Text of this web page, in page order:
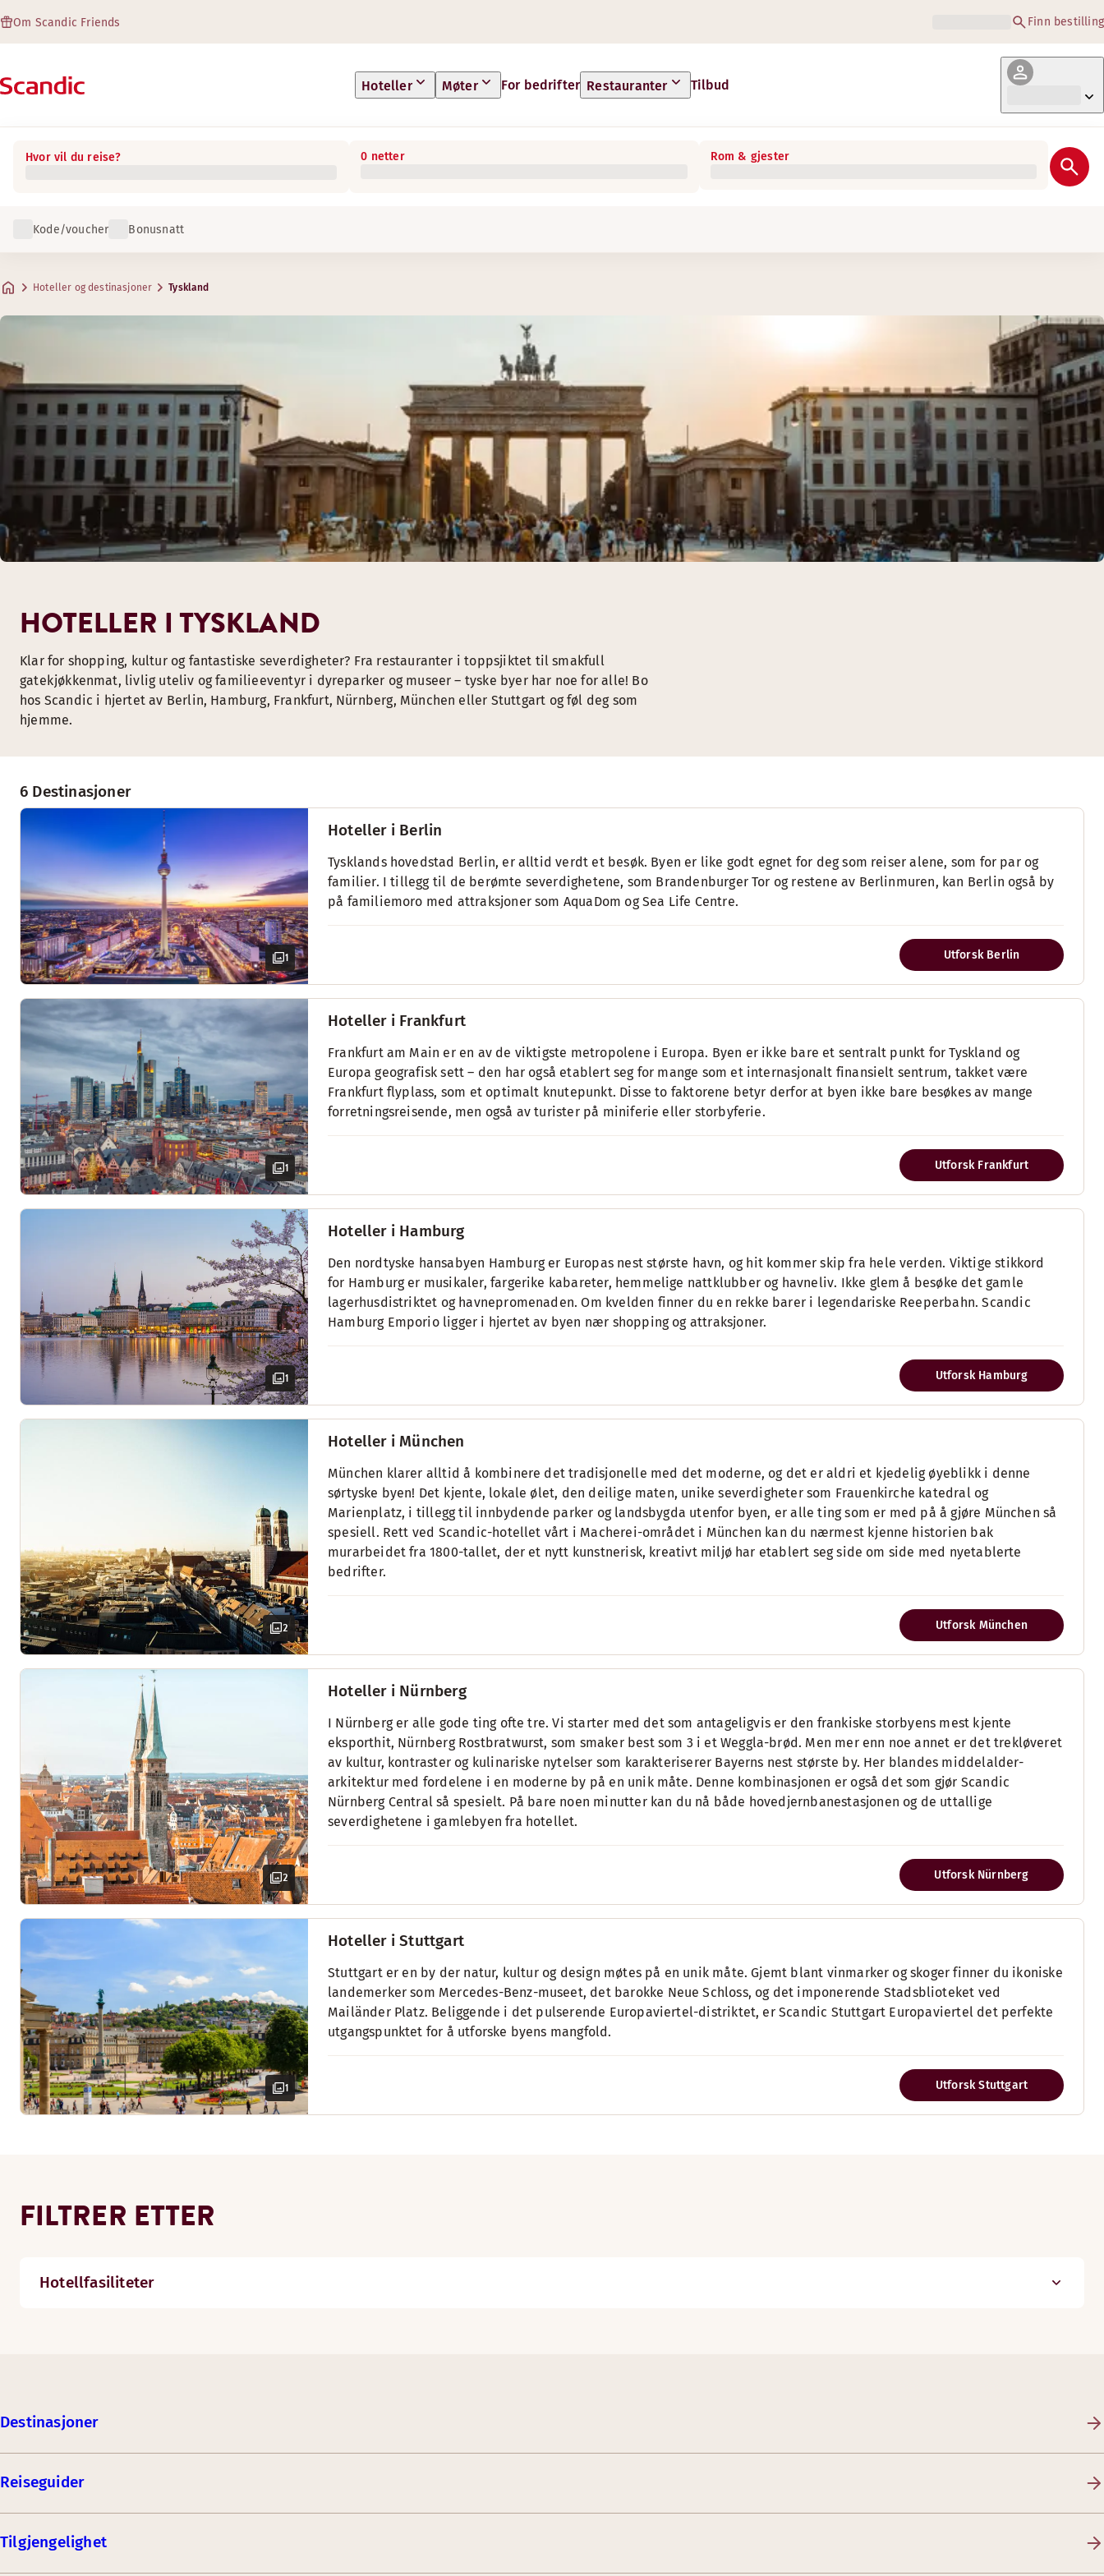
Om Scandic Friends Finn bestilling
Hoteller Møter For bedrifter Restauranter Tilbud
Hvor vil du reise? 0 netter Rom & gjester
Kode/voucher Bonusnatt
Hoteller og destinasjoner Tyskland
6 Destinasjoner
1
Hoteller i Berlin
Tysklands hovedstad Berlin, er alltid verdt et besøk. Byen er like godt egnet for deg som reiser alene, som for par og
familier. I tillegg til de berømte severdighetene, som Brandenburger Tor og restene av Berlinmuren, kan Berlin også by
på familiemoro med attraksjoner som AquaDom og Sea Life Centre.
Utforsk Berlin
1
Hoteller i Frankfurt
Frankfurt am Main er en av de viktigste metropolene i Europa. Byen er ikke bare et sentralt punkt for Tyskland og
Europa geografisk sett – den har også etablert seg for mange som et internasjonalt finansielt sentrum, takket være
Frankfurt flyplass, som et optimalt knutepunkt. Disse to faktorene betyr derfor at byen ikke bare besøkes av mange
forretningsreisende, men også av turister på miniferie eller storbyferie.
Utforsk Frankfurt
1
Hoteller i Hamburg
Den nordtyske hansabyen Hamburg er Europas nest største havn, og hit kommer skip fra hele verden. Viktige stikkord
for Hamburg er musikaler, fargerike kabareter, hemmelige nattklubber og havneliv. Ikke glem å besøke det gamle
lagerhusdistriktet og havnepromenaden. Om kvelden finner du en rekke barer i legendariske Reeperbahn. Scandic
Hamburg Emporio ligger i hjertet av byen nær shopping og attraksjoner.
Utforsk Hamburg
2
Hoteller i München
München klarer alltid å kombinere det tradisjonelle med det moderne, og det er aldri et kjedelig øyeblikk i denne
sørtyske byen! Det kjente, lokale ølet, den deilige maten, unike severdigheter som Frauenkirche katedral og
Marienplatz, i tillegg til innbydende parker og landsbygda utenfor byen, er alle ting som er med på å gjøre München så
spesiell. Rett ved Scandic-hotellet vårt i Macherei-området i München kan du nærmest kjenne historien bak
murarbeidet fra 1800-tallet, der et nytt kunstnerisk, kreativt miljø har etablert seg side om side med nyetablerte
bedrifter.
Utforsk München
2
Hoteller i Nürnberg
I Nürnberg er alle gode ting ofte tre. Vi starter med det som antageligvis er den frankiske storbyens mest kjente
eksporthit, Nürnberg Rostbratwurst, som smaker best som 3 i et Weggla-brød. Men mer enn noe annet er det trekløveret
av kultur, kontraster og kulinariske nytelser som karakteriserer Bayerns nest største by. Her blandes middelalder-
arkitektur med fordelene i en moderne by på en unik måte. Denne kombinasjonen er også det som gjør Scandic
Nürnberg Central så spesielt. På bare noen minutter kan du nå både hovedjernbanestasjonen og de uttallige
severdighetene i gamlebyen fra hotellet.
Utforsk Nürnberg
1
Hoteller i Stuttgart
Stuttgart er en by der natur, kultur og design møtes på en unik måte. Gjemt blant vinmarker og skoger finner du ikoniske
landemerker som Mercedes-Benz-museet, det barokke Neue Schloss, og det imponerende Stadsblioteket ved
Mailänder Platz. Beliggende i det pulserende Europaviertel-distriktet, er Scandic Stuttgart Europaviertel det perfekte
utgangspunktet for å utforske byens mangfold.
Utforsk Stuttgart
FILTRER ETTER
Hotellfasiliteter
HOTELLER I TYSKLAND
Klar for shopping, kultur og fantastiske severdigheter? Fra restauranter i toppsjiktet til smakfull
gatekjøkkenmat, livlig uteliv og familieeventyr i dyreparker og museer – tyske byer har noe for alle! Bo
hos Scandic i hjertet av Berlin, Hamburg, Frankfurt, Nürnberg, München eller Stuttgart og føl deg som
hjemme.
Destinasjoner
Reiseguider
Tilgjengelighet